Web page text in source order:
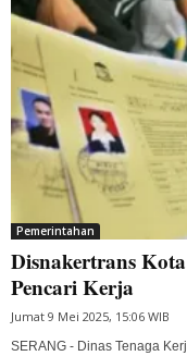
Pemerintahan
Disnakertrans
Pencari Kerja
Jumat 9 Mei 2025, 15:06 WIB
SERANG - Dinas Tenaga